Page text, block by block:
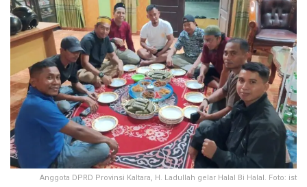
Anggota DPRD Provinsi Kaltara, H. Ladullah gelar Halal Bi Halal. Foto: ist